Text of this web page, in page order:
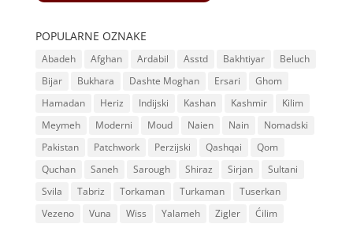
POPULARNE OZNAKE
Abadeh Afghan Ardabil Asstd Bakhtiyar
Beluch
Bijar
Bukhara Dashte Moghan Ersari
Ghom
Hamadan
Heriz Indijski Kashan Kashmir
Kilim
Meymeh
Moderni Moud Naien Nain
Nomadski
Pakistan
Patchwork Perzijski Qashqai
Qom
Quchan
Saneh Sarough Shiraz Sirjan
Sultani
Svila
Tabriz Torkaman Turkaman
Tuserkan
Vezeno
Vuna Wiss Yalameh Zigler Ćilim